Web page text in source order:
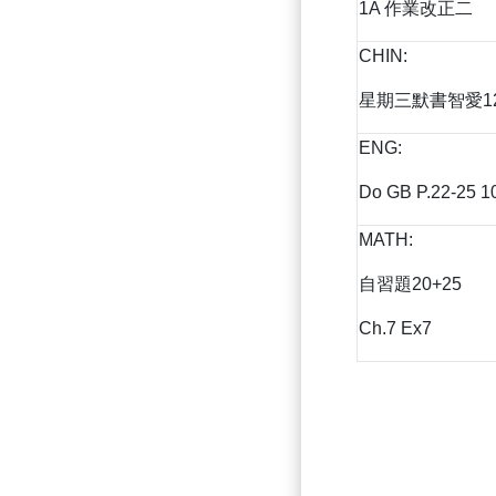
1A 作業改正二
CHIN:
星期三默書智愛
ENG:
Do GB P.22-25
MATH:
自習題20+25
Ch.7 Ex7